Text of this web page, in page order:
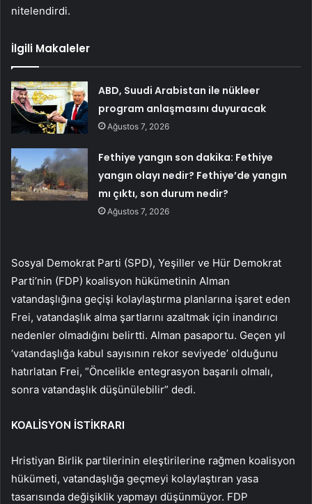
nitelendirdi.
İlgili Makaleler
ABD, Suudi Arabistan ile nükleer
program anlaşmasını duyuracak
Ağustos 7, 2026
Fethiye yangın son dakika: Fethiye
yangın olayı nedir? Fethiye’de yangın
mı çıktı, son durum nedir?
Ağustos 7, 2026
Sosyal Demokrat Parti (SPD), Yeşiller ve Hür Demokrat
Parti’nin (FDP) koalisyon hükümetinin Alman
vatandaşlığına geçişi kolaylaştırma planlarına işaret eden
Frei, vatandaşlık alma şartlarını azaltmak için inandırıcı
nedenler olmadığını belirtti. Alman pasaportu. Geçen yıl
‘vatandaşlığa kabul sayısının rekor seviyede’ olduğunu
hatırlatan Frei, “Öncelikle entegrasyon başarılı olmalı,
sonra vatandaşlık düşünülebilir” dedi.
KOALİSYON İSTİKRARI
Hristiyan Birlik partilerinin eleştirilerine rağmen koalisyon
hükümeti, vatandaşlığa geçmeyi kolaylaştıran yasa
tasarısında değişiklik yapmayı düşünmüyor. FDP